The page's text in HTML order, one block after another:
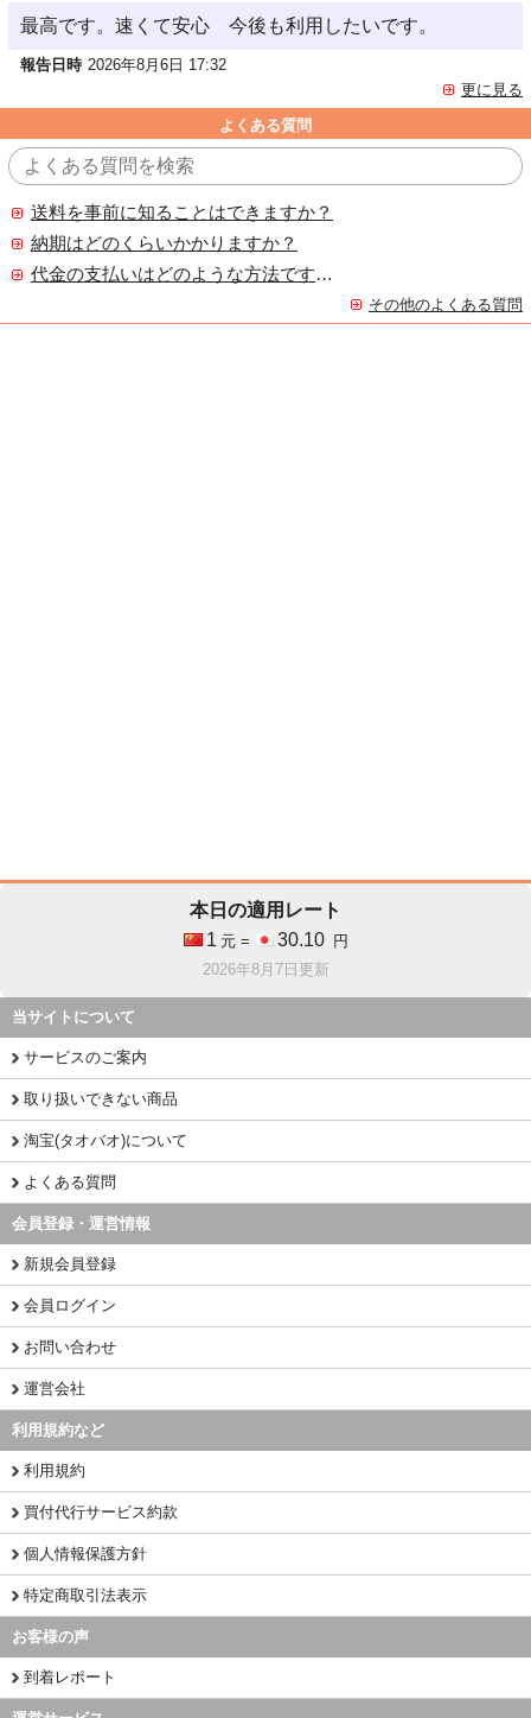
最高です。速くて安心 今後も利用したいです。
報告日時 2026年8月6日 17:32
更に見る
よくある質問
送料を事前に知ることはできますか？
納期はどのくらいかかりますか？
代金の支払いはどのような方法ですか？
その他のよくある質問
本日の適用レート
1 元 = 30.10
円
2026年8月7日更新
当サイトについて
サービスのご案内
取り扱いできない商品
淘宝(タオバオ)について
よくある質問
会員登録・運営情報
新規会員登録
会員ログイン
お問い合わせ
運営会社
利用規約など
利用規約
買付代行サービス約款
個人情報保護方針
特定商取引法表示
お客様の声
到着レポート